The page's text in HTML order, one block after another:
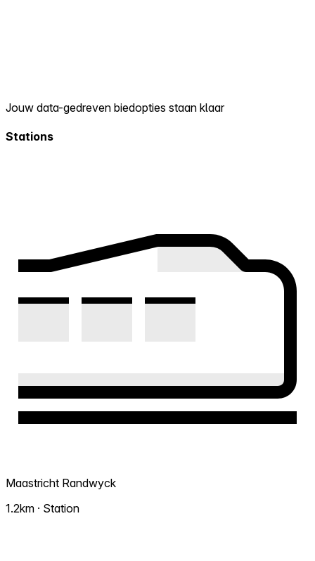
Jouw data-gedreven biedopties staan klaar
Stations
Maastricht Randwyck
1.2km · Station